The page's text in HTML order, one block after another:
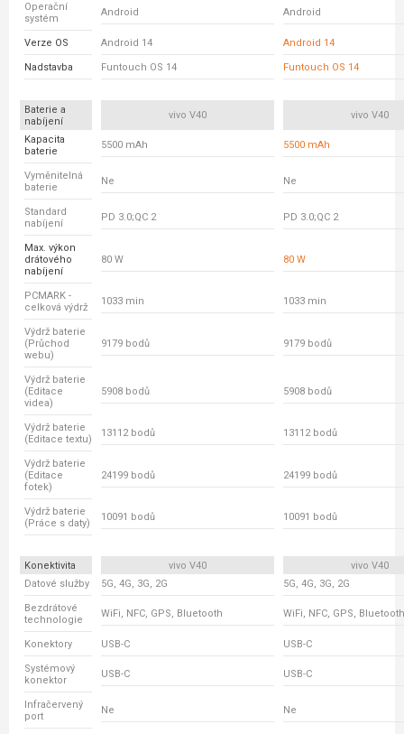
Operační
systém
Android Android
Verze OS Android 14 Android 14
Nadstavba Funtouch OS 14 Funtouch OS 14
Baterie a
nabíjení
vivo V40 vivo V40
Kapacita
baterie
5500 mAh 5500 mAh
Vyměnitelná
baterie
Ne Ne
Standard
nabíjení
PD 3.0;QC 2 PD 3.0;QC 2
Max. výkon
drátového
nabíjení
80 W 80 W
PCMARK -
celková výdrž
1033 min 1033 min
Výdrž baterie
(Průchod
webu)
9179 bodů 9179 bodů
Výdrž baterie
(Editace
videa)
5908 bodů 5908 bodů
Výdrž baterie
(Editace textu)
13112 bodů 13112 bodů
Výdrž baterie
(Editace
fotek)
24199 bodů 24199 bodů
Výdrž baterie
(Práce s daty)
10091 bodů 10091 bodů
Konektivita vivo V40
vivo V40
Datové služby
5G, 4G, 3G, 2G 5G, 4G, 3G, 2G
Bezdrátové
technologie
WiFi, NFC, GPS, Bluetooth WiFi, NFC, GPS, Bluetooth
Konektory USB-C USB-C
Systémový
konektor
USB-C USB-C
Infračervený
port
Ne Ne